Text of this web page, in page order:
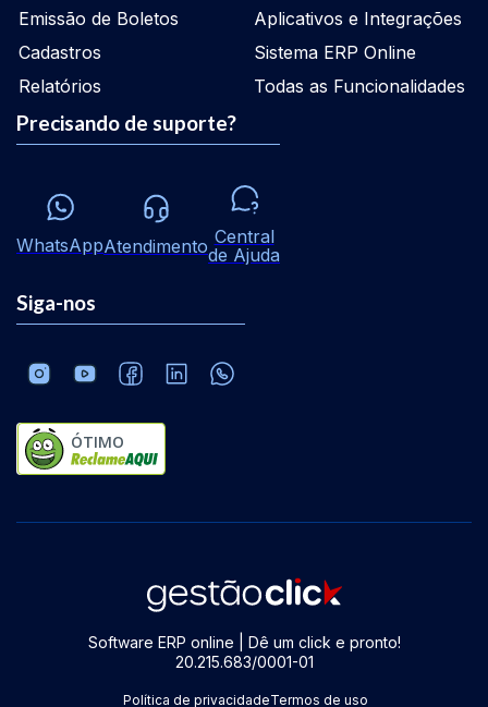
Emissão de Boletos
Cadastros
Relatórios
Aplicativos e Integrações
Sistema ERP Online
Todas as Funcionalidades
Precisando de suporte?
WhatsAppAtendimento Central
de Ajuda
Siga-nos
ÓTIMO
Software ERP online | Dê um click e pronto!
20.215.683/0001-01
Política de privacidadeTermos de uso